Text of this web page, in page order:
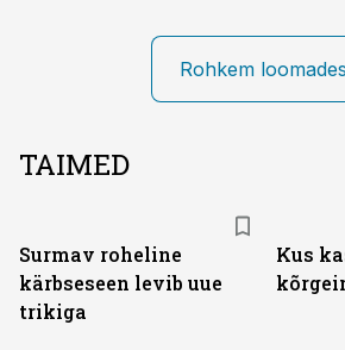
Rohkem
TAIMED
Surmav roheline
kärbseseen levib uue
trikiga
Kus